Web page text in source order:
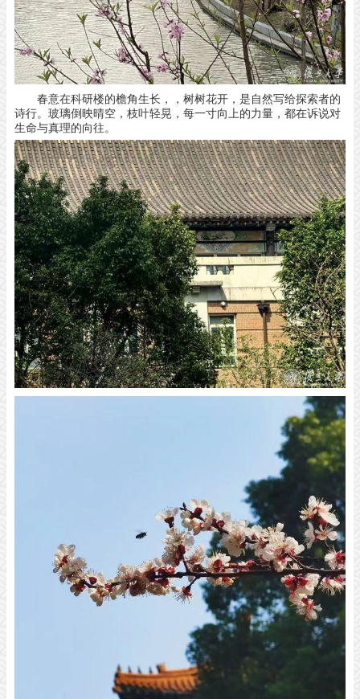
春意在科研楼的檐角生长，， 树树花开， 是自然写给探索者的
诗行。 玻璃倒映晴空，枝叶轻晃， 每一寸向上的力量， 都在诉说对
生命与真理的向往。